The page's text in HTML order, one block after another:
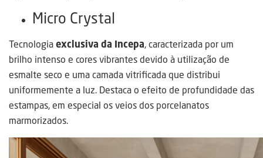
Micro Crystal
Tecnologiaexclusiva da Incepa, caracterizada por um
brilho intenso e cores vibrantes devido à utilização de
esmalte seco e uma camada vitrificada que distribui
uniformemente a luz. Destaca o efeito de profundidade das
estampas, em especial os veios dos porcelanatos
marmorizados.